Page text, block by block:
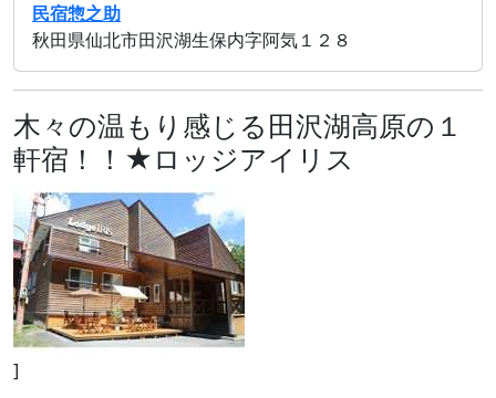
民宿惣之助
秋田県仙北市田沢湖生保内字阿気１２８
木々の温もり感じる田沢湖高原の１
軒宿！！★ロッジアイリス
]